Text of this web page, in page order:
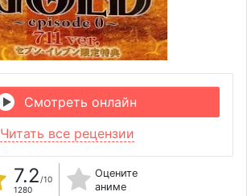
Смотреть онлайн
Читать все рецензии
7.2 /10
1280
Оцените
аниме